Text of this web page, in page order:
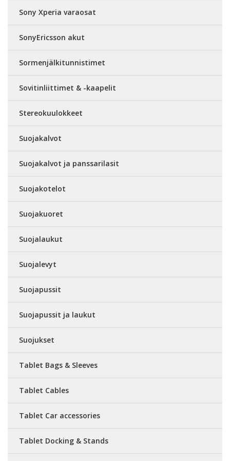
Sony Xperia varaosat
SonyEricsson akut
Sormenjälkitunnistimet
Sovitinliittimet & -kaapelit
Stereokuulokkeet
Suojakalvot
Suojakalvot ja panssarilasit
Suojakotelot
Suojakuoret
Suojalaukut
Suojalevyt
Suojapussit
Suojapussit ja laukut
Suojukset
Tablet Bags & Sleeves
Tablet Cables
Tablet Car accessories
Tablet Docking & Stands